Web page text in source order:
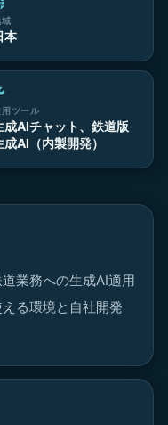
本
ツール
成AIチャット、鉄道版
成AI（内製開発）
業務への生成AI適用
る環境と自社開発